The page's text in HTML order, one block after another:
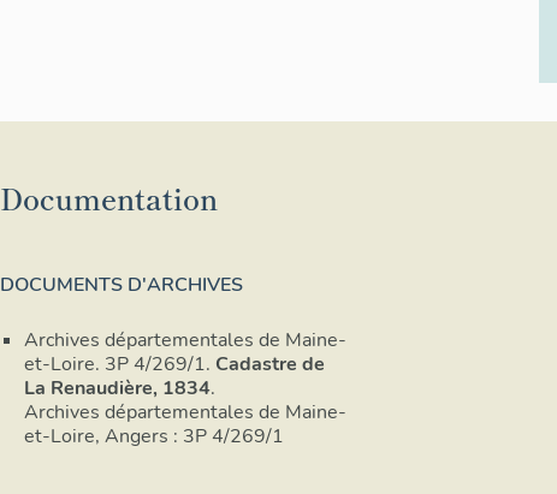
Documentation
DOCUMENTS D'ARCHIVES
Archives départementales de Maine-
et-Loire. 3P 4/269/1. Cadastre de
La Renaudière, 1834.
Archives départementales de Maine-
et-Loire, Angers : 3P 4/269/1